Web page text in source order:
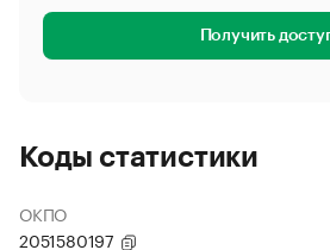
Получить
Коды статистики
ОКПО
2051580197